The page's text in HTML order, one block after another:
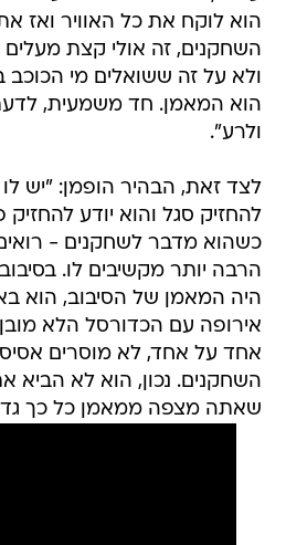
הוא לוקח את כל האוויר ואז
השחקנים, זה אולי קצת מעלים
ולא על זה ששואלים מי הכוכב
הוא המאמן. חד משמעית,
ולרע".
לצד זאת, הבהיר הופמן: "יש לו
להחזיק סגל והוא יודע
כשהוא מדבר לשחקנים -
הרבה יותר מקשיבים לו.
היה המאמן של הסיבוב, הוא
אירופה עם הכדורסל הלא
אחד על אחד, לא מוסרים
השחקנים. נכון, הוא לא
שאתה מצפה ממאמן כל כך